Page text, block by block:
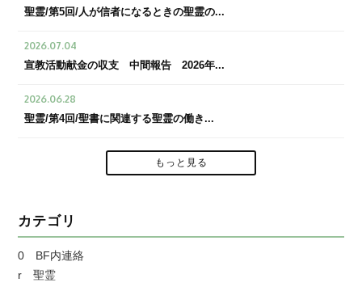
聖霊/第5回/人が信者になるときの聖霊の...
2026.07.04
宣教活動献金の収支 中間報告 2026年...
2026.06.28
聖霊/第4回/聖書に関連する聖霊の働き...
もっと見る
カテゴリ
0 BF内連絡
r 聖霊